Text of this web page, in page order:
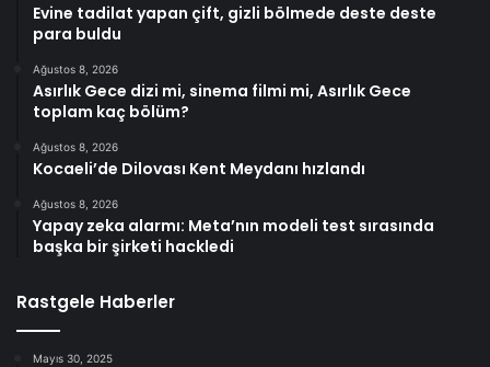
Evine tadilat yapan çift, gizli bölmede deste deste
para buldu
Ağustos 8, 2026
Asırlık Gece dizi mi, sinema filmi mi, Asırlık Gece
toplam kaç bölüm?
Ağustos 8, 2026
Kocaeli’de Dilovası Kent Meydanı hızlandı
Ağustos 8, 2026
Yapay zeka alarmı: Meta’nın modeli test sırasında
başka bir şirketi hackledi
Rastgele Haberler
Mayıs 30, 2025